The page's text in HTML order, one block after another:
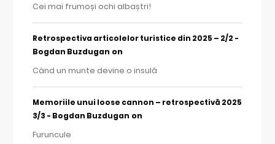
Cei mai frumoși ochi albaștri!
Retrospectiva articolelor turistice din 2025 – 2/2 -
Bogdan Buzdugan on
Când un munte devine o insulă
Memoriile unui loose cannon – retrospectivă 2025
3/3 - Bogdan Buzdugan on
Furuncule